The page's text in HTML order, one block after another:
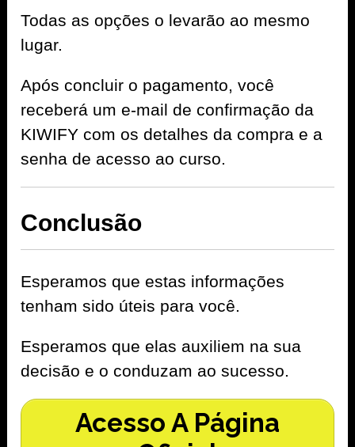
Todas as opções o levarão ao mesmo
lugar.
Após concluir o pagamento, você
receberá um e-mail de confirmação da
KIWIFY com os detalhes da compra e a
senha de acesso ao curso.
Conclusão
Esperamos que estas informações
tenham sido úteis para você.
Esperamos que elas auxiliem na sua
decisão e o conduzam ao sucesso.
Acesso A Página